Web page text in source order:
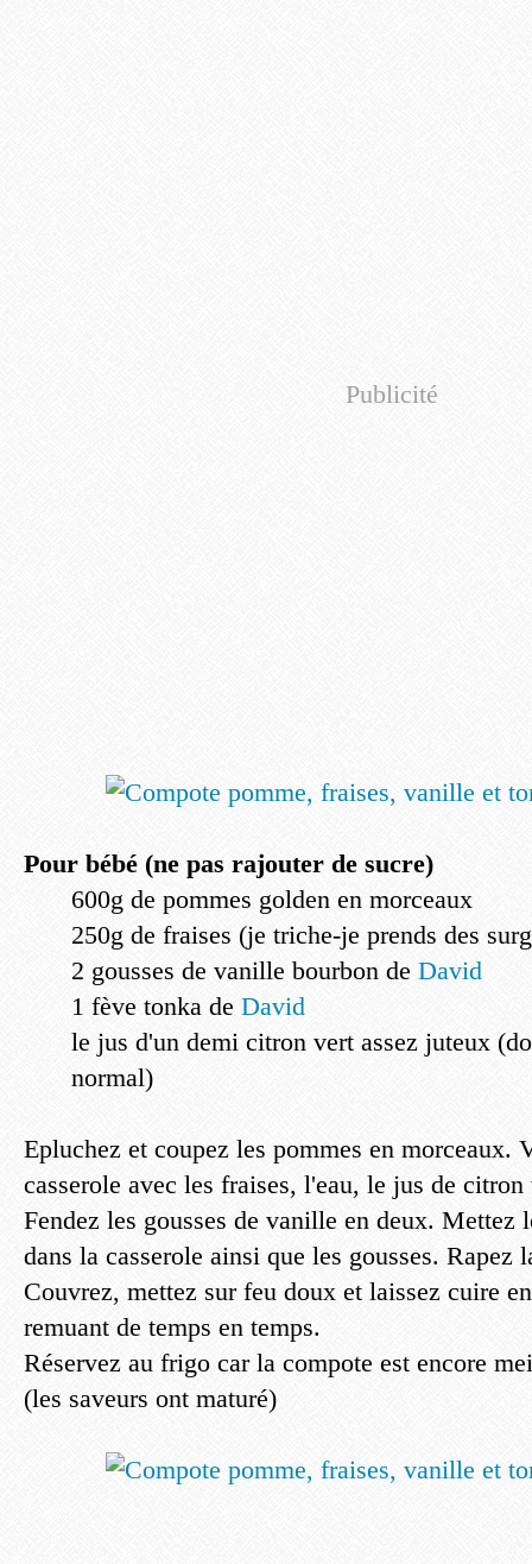
Publicité
Pour bébé (ne pas rajouter de sucre)
600g de pommes golden en morceaux
250g de fraises (je triche-je prends des
2 gousses de vanille bourbon de David
1 fève tonka de David
le jus d'un demi citron vert assez juteux
normal)
Epluchez et coupez les pommes en morceaux.
casserole avec les fraises, l'eau, le jus de
Fendez les gousses de vanille en deux. Mettez
dans la casserole ainsi que les gousses. Rapez
Couvrez, mettez sur feu doux et laissez cuire
remuant de temps en temps.
Réservez au frigo car la compote est encore
(les saveurs ont maturé)